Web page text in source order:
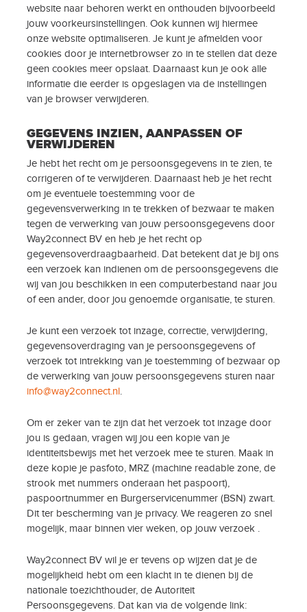
website naar behoren werkt en onthouden bijvoorbeeld
jouw voorkeursinstellingen. Ook kunnen wij hiermee
onze website optimaliseren. Je kunt je afmelden voor
cookies door je internetbrowser zo in te stellen dat deze
geen cookies meer opslaat. Daarnaast kun je ook alle
informatie die eerder is opgeslagen via de instellingen
van je browser verwijderen.
GEGEVENS INZIEN, AANPASSEN OF
VERWIJDEREN
Je hebt het recht om je persoonsgegevens in te zien, te
corrigeren of te verwijderen. Daarnaast heb je het recht
om je eventuele toestemming voor de
gegevensverwerking in te trekken of bezwaar te maken
tegen de verwerking van jouw persoonsgegevens door
Way2connect BV en heb je het recht op
gegevensoverdraagbaarheid. Dat betekent dat je bij ons
een verzoek kan indienen om de persoonsgegevens die
wij van jou beschikken in een computerbestand naar jou
of een ander, door jou genoemde organisatie, te sturen.
Je kunt een verzoek tot inzage, correctie, verwijdering,
gegevensoverdraging van je persoonsgegevens of
verzoek tot intrekking van je toestemming of bezwaar op
de verwerking van jouw persoonsgegevens sturen naar
info@way2connect.nl.
Om er zeker van te zijn dat het verzoek tot inzage door
jou is gedaan, vragen wij jou een kopie van je
identiteitsbewijs met het verzoek mee te sturen. Maak in
deze kopie je pasfoto, MRZ (machine readable zone, de
strook met nummers onderaan het paspoort),
paspoortnummer en Burgerservicenummer (BSN) zwart.
Dit ter bescherming van je privacy. We reageren zo snel
mogelijk, maar binnen vier weken, op jouw verzoek .
Way2connect BV wil je er tevens op wijzen dat je de
mogelijkheid hebt om een klacht in te dienen bij de
nationale toezichthouder, de Autoriteit
Persoonsgegevens. Dat kan via de volgende link: